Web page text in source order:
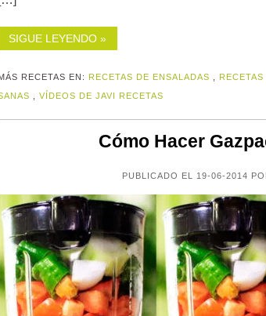
SIGUE LEYENDO »
RECETAS EN: RECETAS DE ENSALADAS
VÍDEOS DE JAVI RECETAS
Cómo Hacer
PUBLICADO EL 19-06-2014